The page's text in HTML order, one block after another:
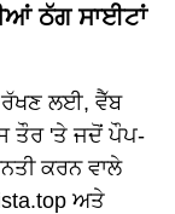
ਠੱਗ ਸਾਈਟਾਂ
ਲਈ, ਵੈੱਬ
ਤੌਰ 'ਤੇ ਜਦੋਂ ਪੌਪ-
ਕਰਨ ਵਾਲੇ
ਅਤੇ